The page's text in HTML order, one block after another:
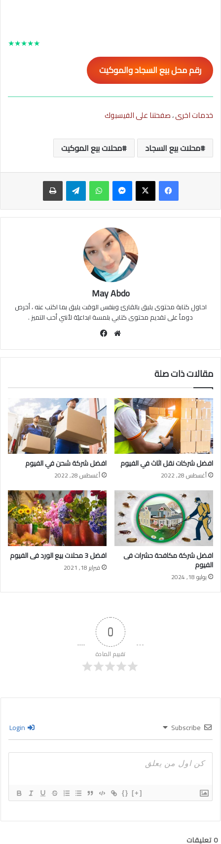
★
★
★
★
★
رقم محل بيع السجاد والموكيت
خدمات اخرى،صفحتنا على الفيسبوك
محلات بيع السجاد محلات بيع الموكيت
ماسنجر واتساب تيلقرام طباعة
May Abdo
احاول كتابة محتوى يليق بالقارئ وبنفس الوقت يليق بما اكتب عنه ، أحرص
دوماً على تقديم محتوى كتابي بلمسة ابداعيّة لأنني أحب التميز .
موقع
مقالات ذات صلة
افضل شركات نقل اثاث في الفيوم
أغسطس 28, 2022
افضل شركة شحن في الفيوم
أغسطس 28, 2022
افضل شركة مكافحة حشرات فى
الفيوم
يوليو 18, 2024
افضل 3 محلات بيع الورد فى الفيوم
فبراير 18, 2021
0
تقييم المادة
Subscribe
{} [+]
0تعليقات